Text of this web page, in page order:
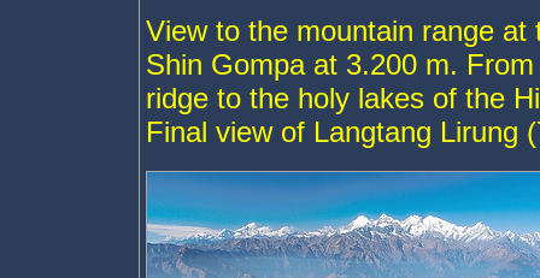
View to the mountain range
Shin Gompa at 3.200 m.
ridge to the holy lakes of the
Final view of Langtang Lirung